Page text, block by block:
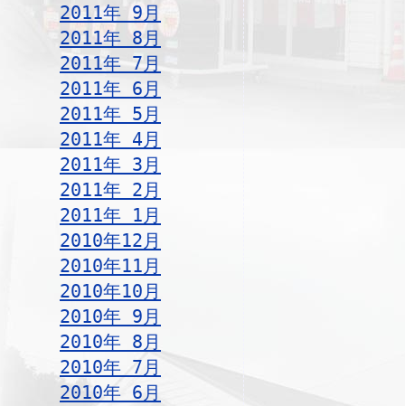
2011年 9月
2011年 8月
2011年 7月
2011年 6月
2011年 5月
2011年 4月
2011年 3月
2011年 2月
2011年 1月
2010年12月
2010年11月
2010年10月
2010年 9月
2010年 8月
2010年 7月
2010年 6月